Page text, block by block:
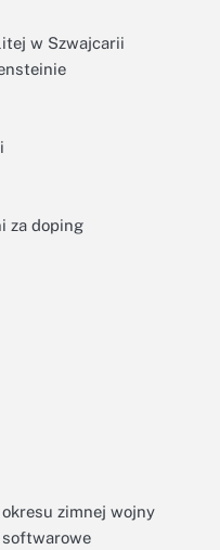
w Szwajcarii
za doping
zimnej wojny